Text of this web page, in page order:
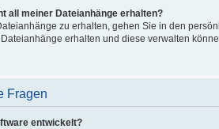
all meiner Dateianhänge erhalten?
zu erhalten, gehen Sie in den
erhalten und diese verwalten
Fragen
entwickelt?